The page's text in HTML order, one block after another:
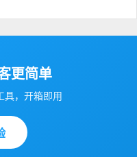
更简单
具，开箱即用